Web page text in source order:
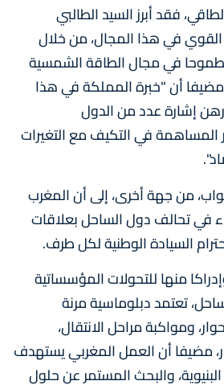
فقد أبرز السيد الطالبي
القوي في هذا المجال، من خلال
طموحا في مجال الطاقة الشمسية
أن "خبرة المملكة في هذا
إشارة عدد من الدول
المساهمة في التكيف مع التغيرات
من جهة أخرى، إلى أن المغرب
في تحالف دول الساحل بعلاقات
السيادة الوطنية لكل طرف.
منها للتحولات المؤسساتية
تعتمد دبلوماسية مرنة
ومواكبة مراحل الانتقال،
مضيفا أن العمل المغربي يستهدف
والبحث المستمر عن حلول